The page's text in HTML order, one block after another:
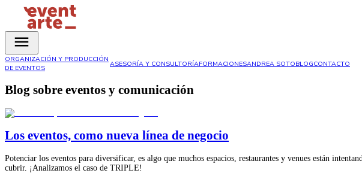
ORGANIZACIÓN Y PRODUCCIÓN
DE EVENTOS
ASESORÍA Y CONSULTORÍAFORMACIONESANDREA SOTOBLOGCONTACTO
Blog sobre eventos y comunicación
Los eventos, como nueva línea de negocio
Potenciar los eventos para diversificar, es algo que muchos espacios, restaurantes y venues están
cubrir. ¡Analizamos el caso de TRIPLE!